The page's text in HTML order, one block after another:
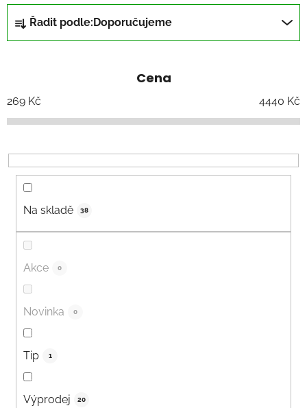
Ř
a
z
í
p
o
d
Řadit podle: Doporučujeme
Cena
269 Kč 4440 Kč
Na skladě 38
Akce 0
Novinka 0
Tip 1
Výprodej 20